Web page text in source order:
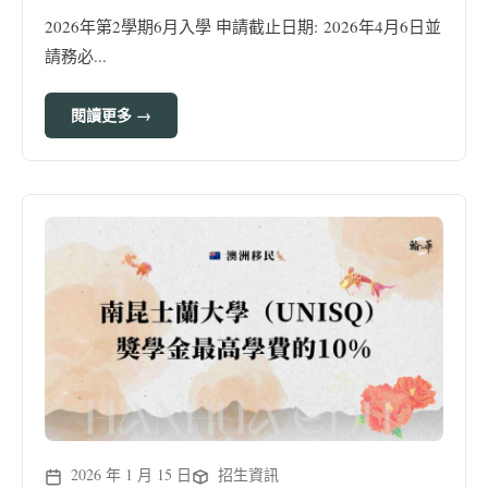
2026年第2學期6月入學 申請截止日期: 2026年4月6日並
請務必...
閱讀更多 →
2026 年 1 月 15 日 招生資訊